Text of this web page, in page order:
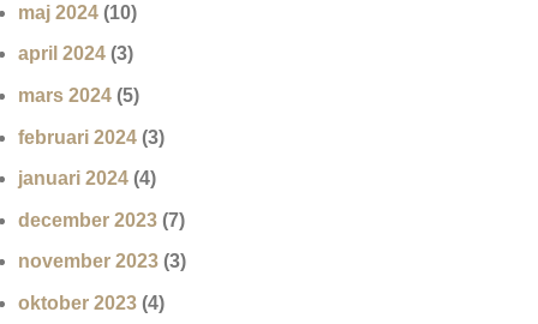
maj 2024 (10)
april 2024 (3)
mars 2024 (5)
februari 2024 (3)
januari 2024 (4)
december 2023 (7)
november 2023 (3)
oktober 2023 (4)